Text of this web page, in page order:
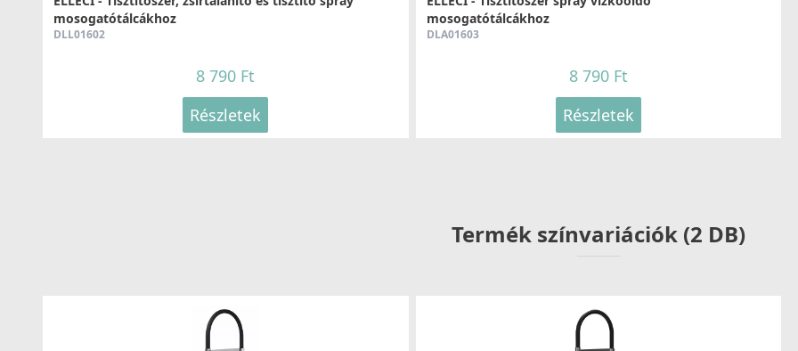
mosogatótálcákhoz
DLL01602
8 790 Ft
Részletek
mosogatótálcákhoz
DLA01603
8 790 Ft
Részletek
Termék színvariációk (2 DB)